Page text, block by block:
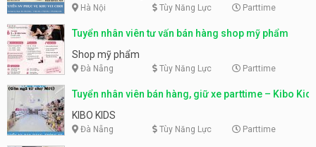
Hà Nội Tùy Năng Lực Parttime
Tuyển nhân viên tư vấn bán hàng shop mỹ phẩm
Shop mỹ phẩm
Đà Nẵng Tùy Năng Lực Parttime
Tuyển nhân viên bán hàng, giữ xe parttime – Kibo Kid
KIBO KIDS
Đà Nẵng Tùy Năng Lực Parttime